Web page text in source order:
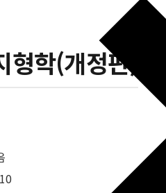
형학(개정판)